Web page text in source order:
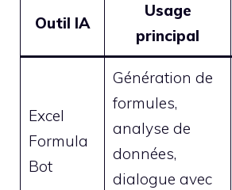
Outil IA
Usage
principal
Excel
Formula
Bot
Génération de
formules,
analyse de
données,
dialogue avec